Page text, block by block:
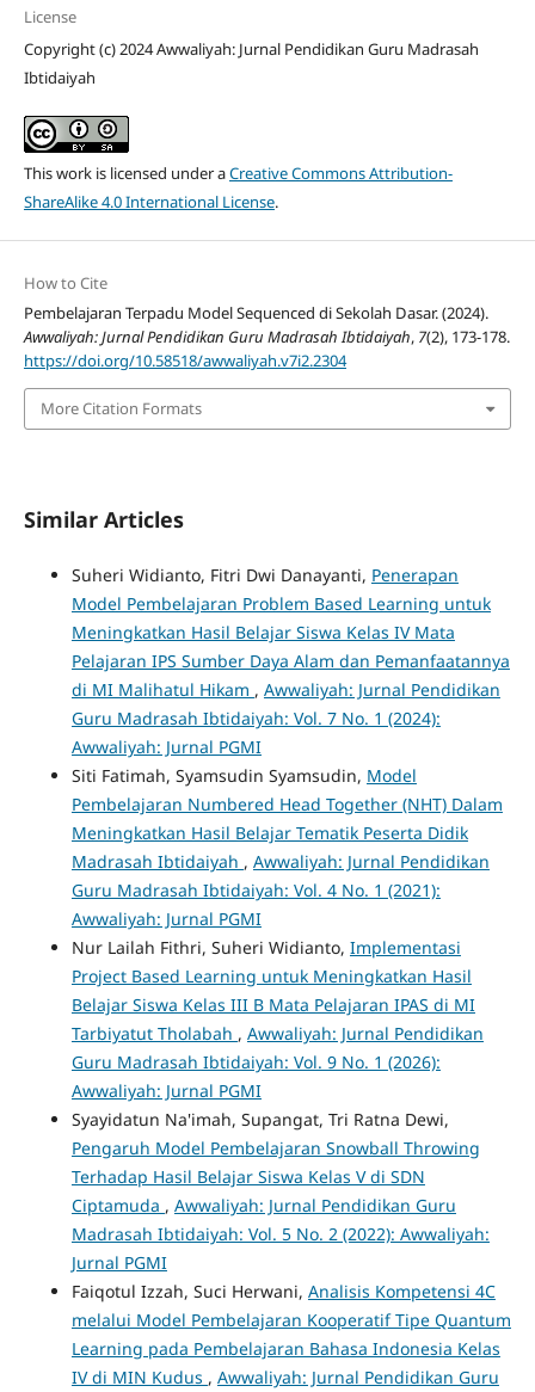
License
Copyright (c) 2024 Awwaliyah: Jurnal Pendidikan Guru Madrasah
Ibtidaiyah
This work is licensed under aCreative Commons Attribution-
ShareAlike 4.0 International License.
How to Cite
Pembelajaran Terpadu Model Sequenced di Sekolah Dasar. (2024).
Awwaliyah: Jurnal Pendidikan Guru Madrasah Ibtidaiyah, 7(2), 173-178.
https://doi.org/10.58518/awwaliyah.v7i2.2304
More Citation Formats
Similar Articles
Suheri Widianto, Fitri Dwi Danayanti, Penerapan
Model Pembelajaran Problem Based Learning untuk
Meningkatkan Hasil Belajar Siswa Kelas IV Mata
Pelajaran IPS Sumber Daya Alam dan Pemanfaatannya
di MI Malihatul Hikam , Awwaliyah: Jurnal Pendidikan
Guru Madrasah Ibtidaiyah: Vol. 7 No. 1 (2024):
Awwaliyah: Jurnal PGMI
Siti Fatimah, Syamsudin Syamsudin, Model
Pembelajaran Numbered Head Together (NHT) Dalam
Meningkatkan Hasil Belajar Tematik Peserta Didik
Madrasah Ibtidaiyah , Awwaliyah: Jurnal Pendidikan
Guru Madrasah Ibtidaiyah: Vol. 4 No. 1 (2021):
Awwaliyah: Jurnal PGMI
Nur Lailah Fithri, Suheri Widianto, Implementasi
Project Based Learning untuk Meningkatkan Hasil
Belajar Siswa Kelas III B Mata Pelajaran IPAS di MI
Tarbiyatut Tholabah , Awwaliyah: Jurnal Pendidikan
Guru Madrasah Ibtidaiyah: Vol. 9 No. 1 (2026):
Awwaliyah: Jurnal PGMI
Syayidatun Na'imah, Supangat, Tri Ratna Dewi,
Pengaruh Model Pembelajaran Snowball Throwing
Terhadap Hasil Belajar Siswa Kelas V di SDN
Ciptamuda , Awwaliyah: Jurnal Pendidikan Guru
Madrasah Ibtidaiyah: Vol. 5 No. 2 (2022): Awwaliyah:
Jurnal PGMI
Faiqotul Izzah, Suci Herwani, Analisis Kompetensi 4C
melalui Model Pembelajaran Kooperatif Tipe Quantum
Learning pada Pembelajaran Bahasa Indonesia Kelas
IV di MIN Kudus , Awwaliyah: Jurnal Pendidikan Guru